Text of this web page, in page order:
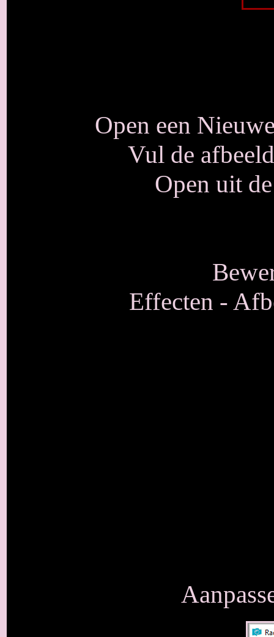
Open een
Vul de
Open uit
Effecten -